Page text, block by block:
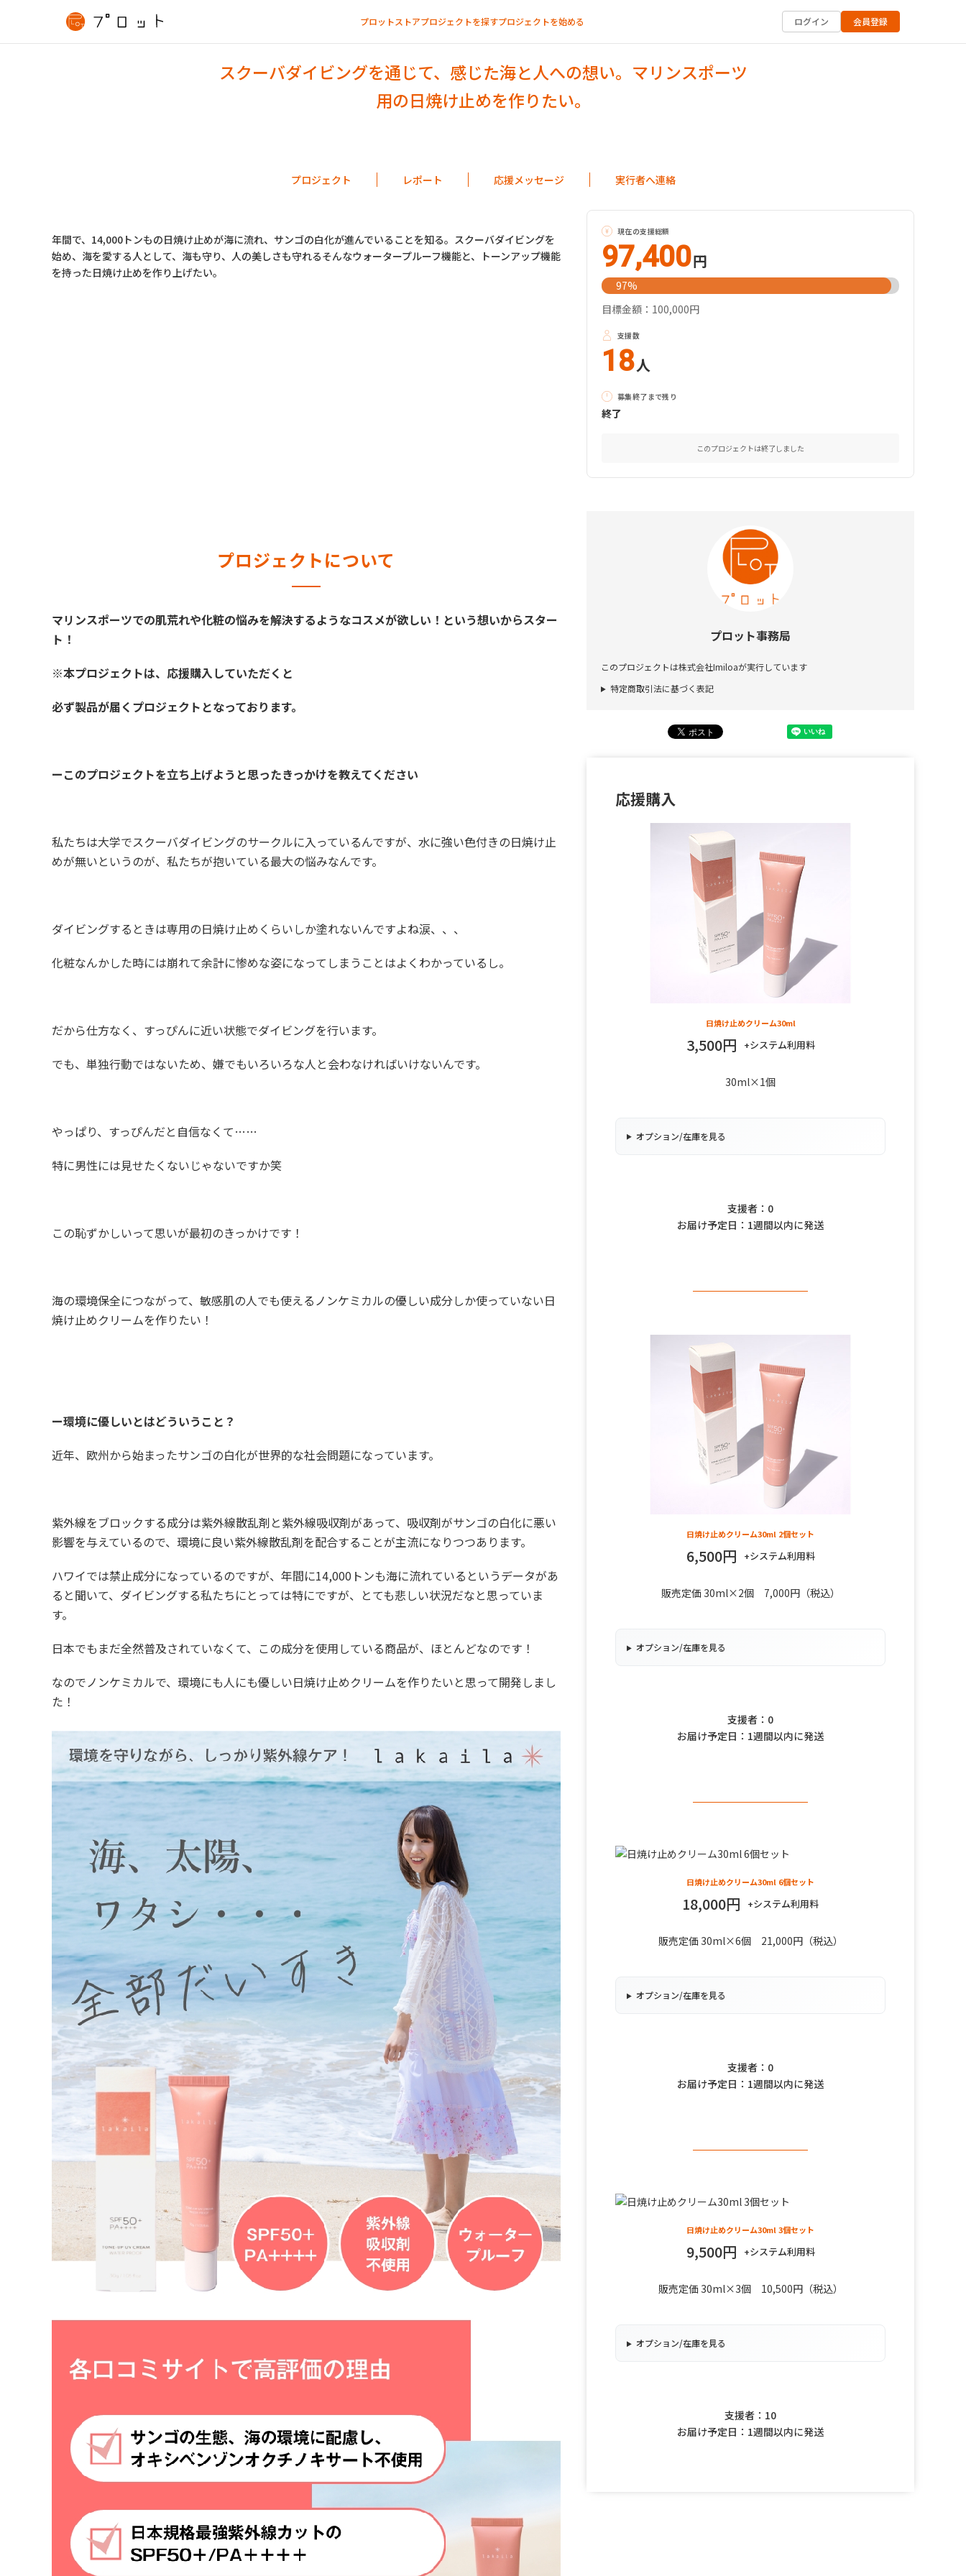
プロットストアプロジェクトを探すプロジェクトを始める ログイン 会員登録
スクーバダイビングを通じて、感じた海と人への想い。マリンスポーツ
用の日焼け止めを作りたい。
プロジェクト レポート 応援メッセージ 実行者へ連絡
年間で、14,000トンもの日焼け止めが海に流れ、サンゴの白化が進んでいることを知る。スクーバダイビングを
始め、海を愛する人として、海も守り、人の美しさも守れるそんなウォータープルーフ機能と、トーンアップ機能
を持った日焼け止めを作り上げたい。
現在の支援総額
97,400円
97%
目標金額：100,000円
支援数
18人
募集終了まで残り
終了
このプロジェクトは終了しました
プロジェクトについて
マリンスポーツでの肌荒れや化粧の悩みを解決するようなコスメが欲しい！という想いからスター
ト！
※本プロジェクトは、応援購入していただくと
必ず製品が届くプロジェクトとなっております。
ーこのプロジェクトを立ち上げようと思ったきっかけを教えてください
私たちは大学でスクーバダイビングのサークルに入っているんですが、水に強い色付きの日焼け止
めが無いというのが、私たちが抱いている最大の悩みなんです。
ダイビングするときは専用の日焼け止めくらいしか塗れないんですよね涙、、、
化粧なんかした時には崩れて余計に惨めな姿になってしまうことはよくわかっているし。
だから仕方なく、すっぴんに近い状態でダイビングを行います。
でも、単独行動ではないため、嫌でもいろいろな人と会わなければいけないんです。
やっぱり、すっぴんだと自信なくて……
特に男性には見せたくないじゃないですか笑
この恥ずかしいって思いが最初のきっかけです！
海の環境保全につながって、敏感肌の人でも使えるノンケミカルの優しい成分しか使っていない日
焼け止めクリームを作りたい！
ー環境に優しいとはどういうこと？
近年、欧州から始まったサンゴの白化が世界的な社会問題になっています。
紫外線をブロックする成分は紫外線散乱剤と紫外線吸収剤があって、吸収剤がサンゴの白化に悪い
影響を与えているので、環境に良い紫外線散乱剤を配合することが主流になりつつあります。
ハワイでは禁止成分になっているのですが、年間に14,000トンも海に流れているというデータがあ
ると聞いて、ダイビングする私たちにとっては特にですが、とても悲しい状況だなと思っていま
す。
日本でもまだ全然普及されていなくて、この成分を使用している商品が、ほとんどなのです！
なのでノンケミカルで、環境にも人にも優しい日焼け止めクリームを作りたいと思って開発しまし
た！
プロット事務局
このプロジェクトは株式会社Imiloaが実行しています
特定商取引法に基づく表記
応援購入
日焼け止めクリーム30ml
3,500円 +システム利用料
30ml×1個
オプション/在庫を見る
支援者：0
お届け予定日：1週間以内に発送
日焼け止めクリーム30ml 2個セット
6,500円 +システム利用料
販売定価 30ml×2個 7,000円（税込）
オプション/在庫を見る
支援者：0
お届け予定日：1週間以内に発送
日焼け止めクリーム30ml 6個セット
18,000円 +システム利用料
販売定価 30ml×6個 21,000円（税込）
オプション/在庫を見る
支援者：0
お届け予定日：1週間以内に発送
日焼け止めクリーム30ml 3個セット
9,500円 +システム利用料
販売定価 30ml×3個 10,500円（税込）
オプション/在庫を見る
支援者：10
お届け予定日：1週間以内に発送